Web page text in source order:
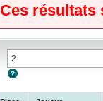
Ces résultats